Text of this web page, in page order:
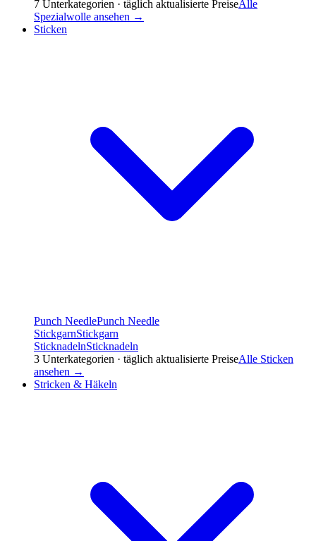
7 Unterkategorien · täglich aktualisierte PreiseAlle
Spezialwolle ansehen →
Sticken
Punch NeedlePunch Needle
StickgarnStickgarn
SticknadelnSticknadeln
3 Unterkategorien · täglich aktualisierte PreiseAlle Sticken
ansehen →
Stricken & Häkeln